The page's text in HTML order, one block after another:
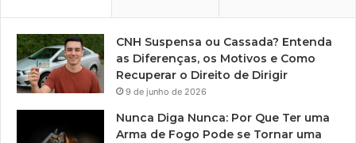
CNH Suspensa ou Cassada? Entenda
as Diferenças, os Motivos e Como
Recuperar o Direito de Dirigir
9 de junho de 2026
Nunca Diga Nunca: Por Que Ter uma
Arma de Fogo Pode se Tornar uma